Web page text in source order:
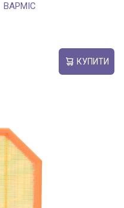
BAPMIC
КУПИТИ